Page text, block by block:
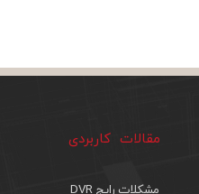
مقالات کاربردی
مشکلات رایج DVR